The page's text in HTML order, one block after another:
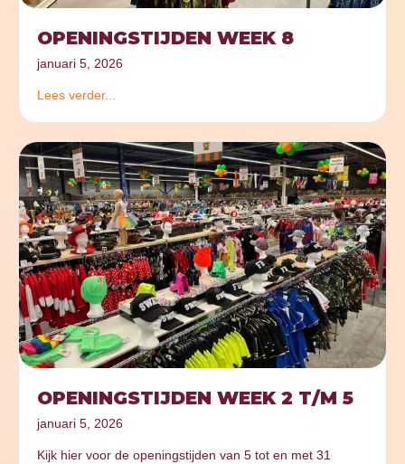
OPENINGSTIJDEN WEEK 8
januari 5, 2026
Lees verder...
OPENINGSTIJDEN WEEK 2 T/M 5
januari 5, 2026
Kijk hier voor de openingstijden van 5 tot en met 31